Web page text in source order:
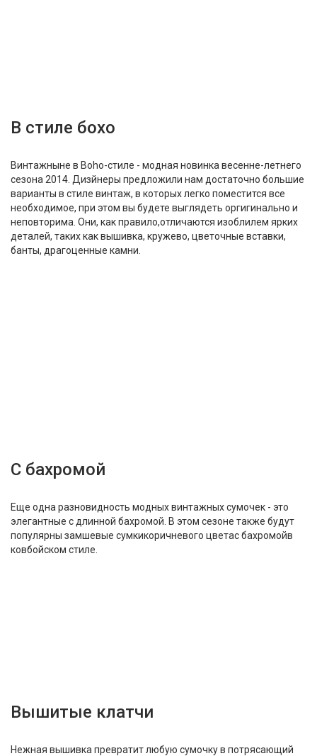
В стиле бохо
Винтажныне в Boho-стиле - модная новинка весенне-летнего
сезона 2014. Дизйнеры предложили нам достаточно большие
варианты в стиле винтаж, в которых легко поместится все
необходимое, при этом вы будете выглядеть оргигинально и
неповторима. Они, как правило,отличаются изоблилем ярких
деталей, таких как вышивка, кружево, цветочные вставки,
банты, драгоценные камни.
С бахромой
Еще одна разновидность модных винтажных сумочек - это
элегантные с длинной бахромой. В этом сезоне также будут
популярны замшевые сумкикоричневого цветас бахромойв
ковбойском стиле.
Вышитые клатчи
Нежная вышивка превратит любую сумочку в потрясающий